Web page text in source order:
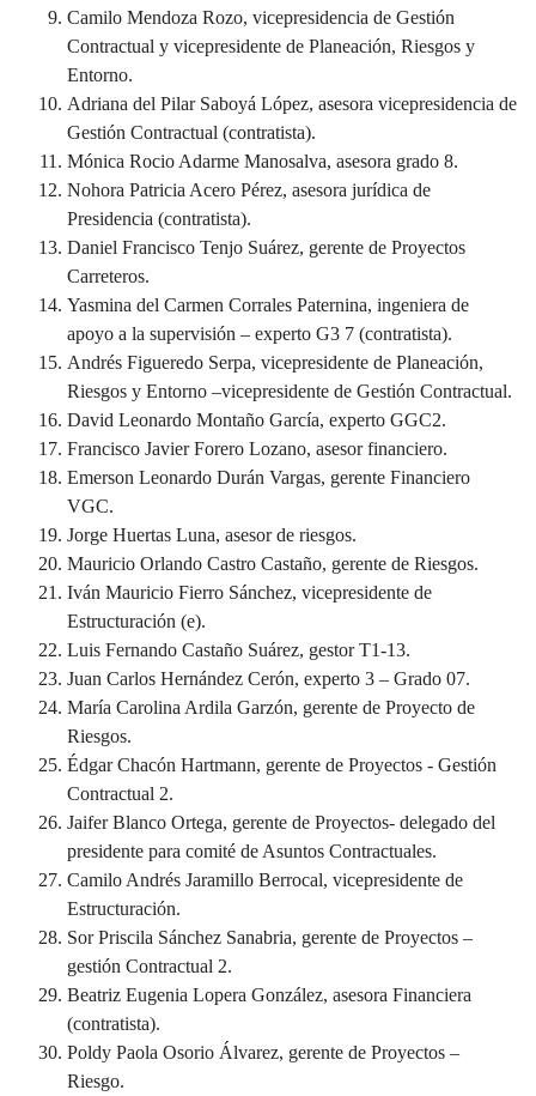
Camilo Mendoza Rozo, vicepresidencia de Gestión
Contractual y vicepresidente de Planeación, Riesgos y
Entorno.
Adriana del Pilar Saboyá López, asesora vicepresidencia de
Gestión Contractual (contratista).
Mónica Rocio Adarme Manosalva, asesora grado 8.
Nohora Patricia Acero Pérez, asesora jurídica de
Presidencia (contratista).
Daniel Francisco Tenjo Suárez, gerente de Proyectos
Carreteros.
Yasmina del Carmen Corrales Paternina, ingeniera de
apoyo a la supervisión – experto G3 7 (contratista).
Andrés Figueredo Serpa, vicepresidente de Planeación,
Riesgos y Entorno –vicepresidente de Gestión Contractual.
David Leonardo Montaño García, experto GGC2.
Francisco Javier Forero Lozano, asesor financiero.
Emerson Leonardo Durán Vargas, gerente Financiero
VGC.
Jorge Huertas Luna, asesor de riesgos.
Mauricio Orlando Castro Castaño, gerente de Riesgos.
Iván Mauricio Fierro Sánchez, vicepresidente de
Estructuración (e).
Luis Fernando Castaño Suárez, gestor T1-13.
Juan Carlos Hernández Cerón, experto 3 – Grado 07.
María Carolina Ardila Garzón, gerente de Proyecto de
Riesgos.
Édgar Chacón Hartmann, gerente de Proyectos - Gestión
Contractual 2.
Jaifer Blanco Ortega, gerente de Proyectos- delegado del
presidente para comité de Asuntos Contractuales.
Camilo Andrés Jaramillo Berrocal, vicepresidente de
Estructuración.
Sor Priscila Sánchez Sanabria, gerente de Proyectos –
gestión Contractual 2.
Beatriz Eugenia Lopera González, asesora Financiera
(contratista).
Poldy Paola Osorio Álvarez, gerente de Proyectos –
Riesgo.